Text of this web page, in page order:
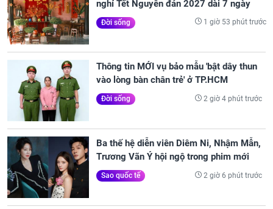
nghỉ Tết Nguyên đán 2027 dài 7 ngày
Đời sống 1 giờ 53 phút trước
Thông tin MỚI vụ bảo mẫu 'bật dây thun
vào lòng bàn chân trẻ' ở TP.HCM
Đời sống 2 giờ 4 phút trước
Ba thế hệ diễn viên Diêm Ni, Nhậm Mẫn,
Trương Vãn Ý hội ngộ trong phim mới
Sao quốc tế 2 giờ 6 phút trước